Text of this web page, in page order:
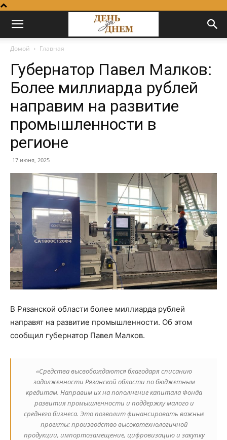
Домой Главная
Губернатор Павел Малков:
Более миллиарда рублей
направим на развитие
промышленности в
регионе
17 июня, 2025
В Рязанской области более миллиарда рублей
направят на развитие промышленности. Об этом
сообщил губернатор Павел Малков.
«Средства высвобождаются благодаря списанию
задолженности Рязанской области по бюджетным
кредитам. Направим их на пополнение капитала Фонда
развития промышленности и поддержку малого и
среднего бизнеса. Это позволит финансировать важные
проекты: производство высокотехнологичной
продукции, импортозамещение, цифровизацию и закупку